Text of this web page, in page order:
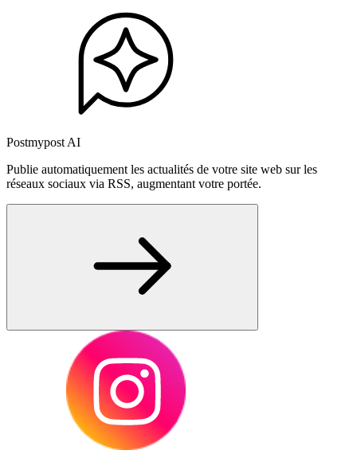
Postmypost AI
Publie automatiquement les actualités de votre site web sur les
réseaux sociaux via RSS, augmentant votre portée.